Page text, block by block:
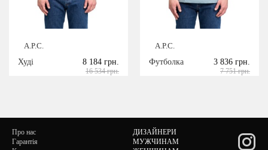
A.P.C.
Худі
8 184 грн.
16 534 грн.
A.P.C.
Футболка
3 836 грн.
7 751 грн.
Про нас
Гарантія
ДИЗАЙНЕРИ
МУЖЧИНАМ